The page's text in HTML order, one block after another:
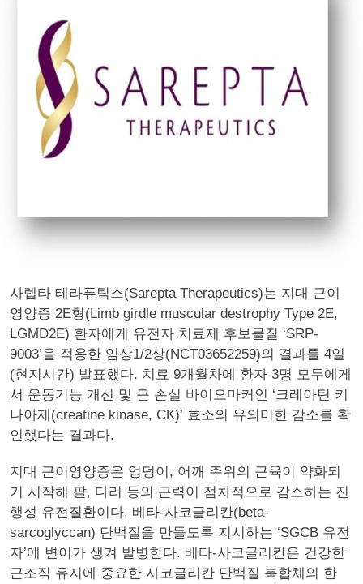
사렙타 테라퓨틱스(Sarepta Therapeutics)는 지대 근이
영양증 2E형(Limb girdle muscular destrophy Type 2E,
LGMD2E) 환자에게 유전자 치료제 후보물질 ‘SRP-
9003’을 적용한 임상1/2상(NCT03652259)의 결과를 4일
(현지시간) 발표했다. 치료 9개월차에 환자 3명 모두에게
서 운동기능 개선 및 근 손실 바이오마커인 ‘크레아틴 키
나아제(creatine kinase, CK)’ 효소의 유의미한 감소를 확
인했다는 결과다.
지대 근이영양증은 엉덩이, 어깨 주위의 근육이 약화되
기 시작해 팔, 다리 등의 근력이 점차적으로 감소하는 진
행성 유전질환이다. 베타-사코글리칸(beta-
sarcoglyccan) 단백질을 만들도록 지시하는 ‘SGCB 유전
자’에 변이가 생겨 발병한다. 베타-사코글리칸은 건강한
근조직 유지에 중요한 사코글리칸 단백질 복합체의 한